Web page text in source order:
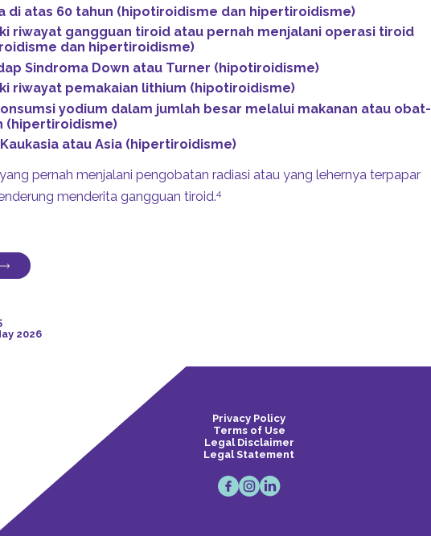
di atas 60 tahun (hipotiroidisme dan hipertiroidisme)
riwayat gangguan tiroid atau pernah menjalani operasi tiroid
dan hipertiroidisme)
Sindroma Down atau Turner (hipotiroidisme)
riwayat pemakaian lithium (hipotiroidisme)
yodium dalam jumlah besar melalui makanan atau obat-
(hipertiroidisme)
atau Asia (hipertiroidisme)
pernah menjalani pengobatan radiasi atau yang lehernya terpapar
menderita gangguan tiroid.4
august-2016/vol-9-issue-8-p-8-9/
Thyroid Association. Hypothyroidism. Available at
uploads/patients/brochures/ata-hypothyroidism-brochure.pdf
Health. Are you at risk for thyroid disease? Available
www.everydayhealth.com/thyroid-conditions/evaluating-your-thyroid-disease-
. Last accessed February 2017
2026
Privacy Policy
Terms of Use
Legal Disclaimer
Legal Statement